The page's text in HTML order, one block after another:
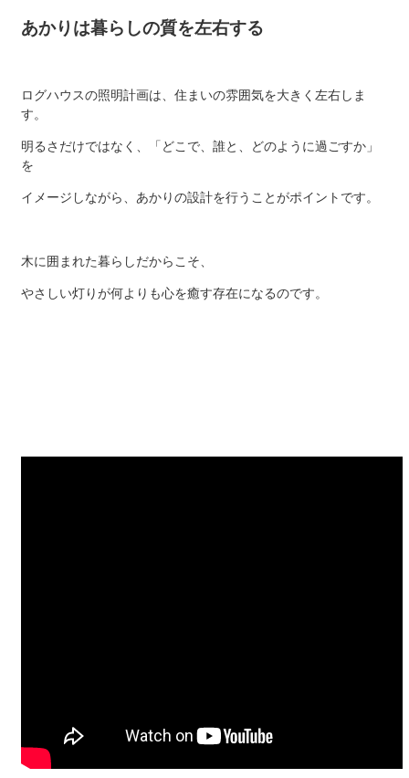
あかりは暮らしの質を左右する
ログハウスの照明計画は、住まいの雰囲気を大きく左右しま
す。
明るさだけではなく、「どこで、誰と、どのように過ごすか」
を
イメージしながら、あかりの設計を行うことがポイントです。
木に囲まれた暮らしだからこそ、
やさしい灯りが何よりも心を癒す存在になるのです。